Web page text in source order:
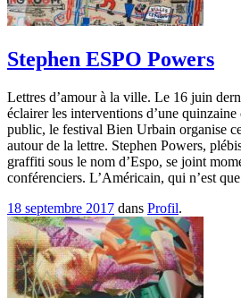
Stephen ESPO Powers
Lettres d’amour à la ville. Le 16 juin
éclairer les interventions d’une quinzaine
public, le festival Bien Urbain organise
autour de la lettre. Stephen Powers,
graffiti sous le nom d’Espo, se joint
conférenciers. L’Américain, qui n’est
18 septembre 2017 dans Profil.